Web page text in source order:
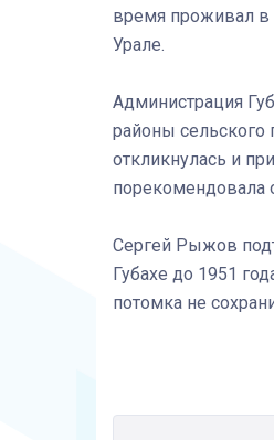
время проживал в
Урале.
Администрация
районы сельского
откликнулась и
порекомендовала
Сергей Рыжов
Губахе до 1951
потомка не